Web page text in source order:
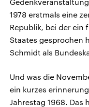
1978 erstmals eine
Republik, bei der ein
Staates gesprochen
Schmidt als
Und was die
ein kurzes
Jahrestag 1968.